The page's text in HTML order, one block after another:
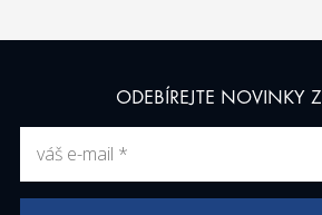
ODEBÍREJTE NOVINKY